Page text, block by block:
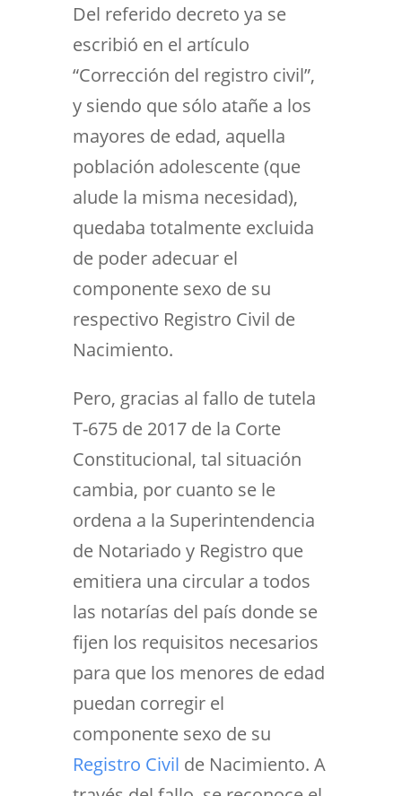
Del referido decreto ya se
escribió en el artículo
“Corrección del registro civil”,
y siendo que sólo atañe a los
mayores de edad, aquella
población adolescente (que
alude la misma necesidad),
quedaba totalmente excluida
de poder adecuar el
componente sexo de su
respectivo Registro Civil de
Nacimiento.
Pero, gracias al fallo de tutela
T-675 de 2017 de la Corte
Constitucional, tal situación
cambia, por cuanto se le
ordena a la Superintendencia
de Notariado y Registro que
emitiera una circular a todos
las notarías del país donde se
fijen los requisitos necesarios
para que los menores de edad
puedan corregir el
componente sexo de su
Registro Civil de Nacimiento. A